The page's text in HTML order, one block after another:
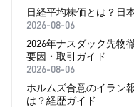
日経平均株価とは？日
2026-08-06
2026年ナスダック先物
要因・取引ガイド
2026-08-06
ホルムズ合意のイラン
は？経歴ガイド